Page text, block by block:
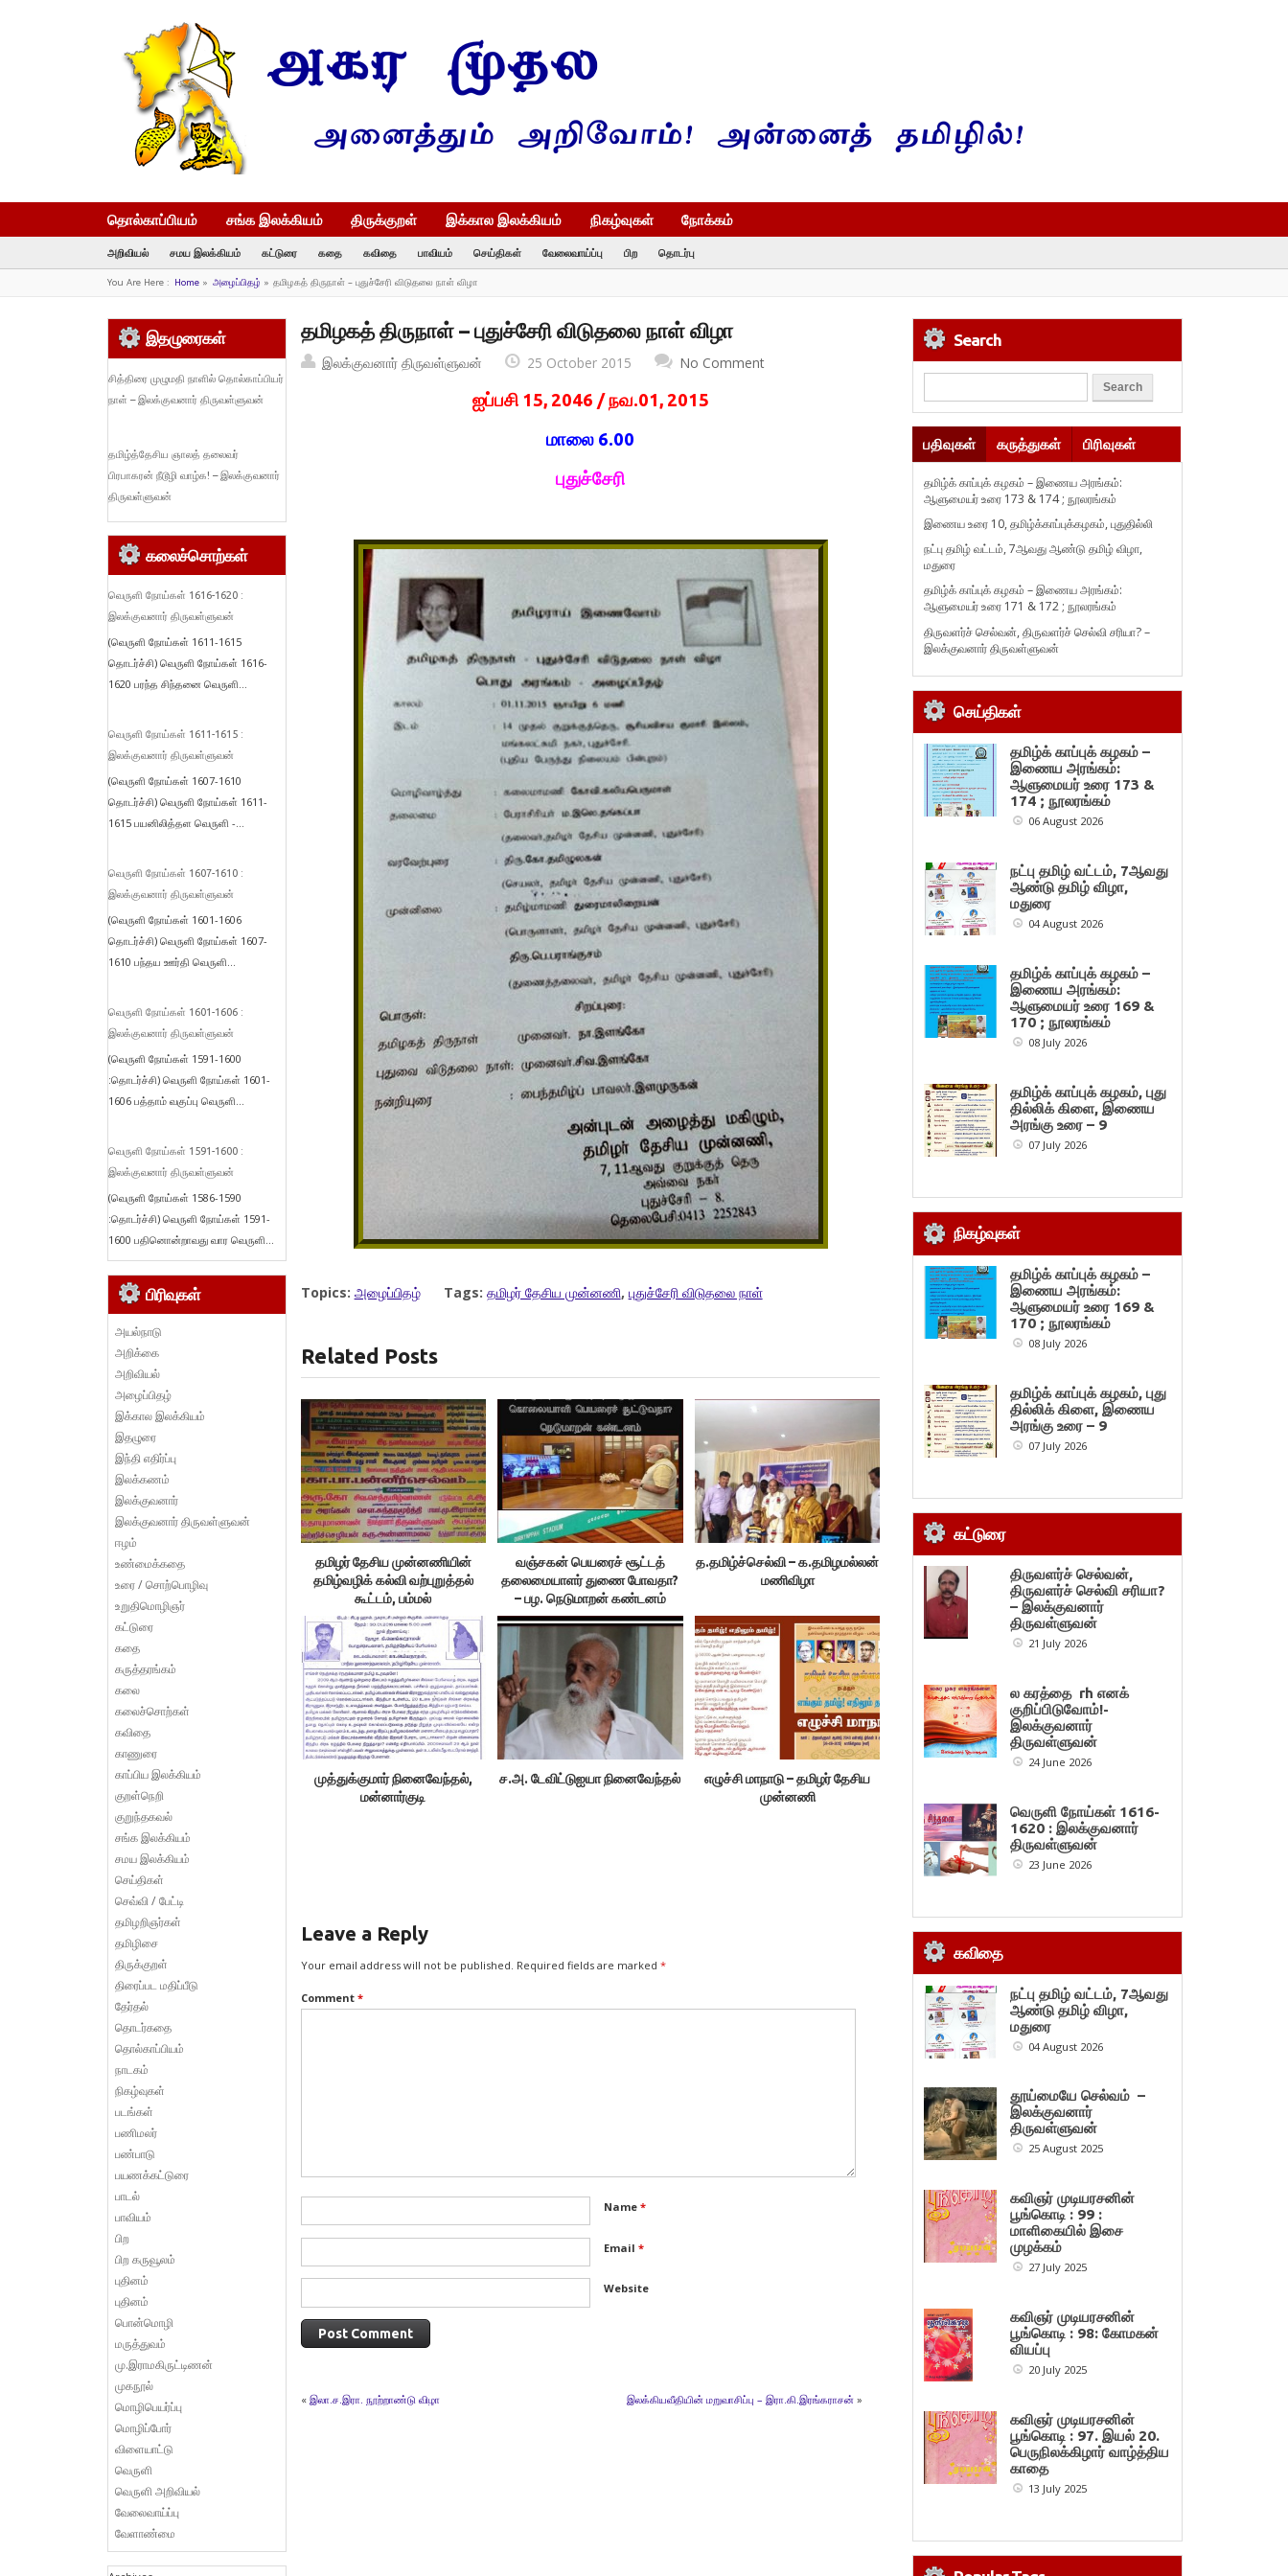
தொல்காப்பியம் சங்க இலக்கியம் திருக்குறள் இக்கால இலக்கியம் நிகழ்வுகள் நோக்கம்
அறிவியல் சமய இலக்கியம் கட்டுரை கதை கவிதை பாவியம் செய்திகள் வேலைவாய்ப்பு பிற தொடர்பு
You Are Here : Home» அழைப்பிதழ் » தமிழகத் திருநாள் – புதுச்சேரி விடுதலை நாள் விழா
தமிழகத் திருநாள் – புதுச்சேரி விடுதலை நாள் விழா
இலக்குவனார் திருவள்ளுவன் 25 October 2015 No Comment
ஐப்பசி 15, 2046 / நவ.01, 2015
மாலை 6.00
புதுச்சேரி
Topics: அழைப்பிதழ் Tags: தமிழர் தேசிய முன்னணி, புதுச்சேரி விடுதலை நாள்
Related Posts
தமிழர் தேசிய முன்னணியின்
தமிழ்வழிக் கல்வி வற்புறுத்தல்
கூட்டம், பம்மல்
வஞ்சகன் பெயரைச் சூட்டத்
தலைமையாளர் துணை போவதா?
– பழ. நெடுமாறன் கண்டனம்
த.தமிழ்ச்செல்வி – க.தமிழமல்லன்
மணிவிழா
முத்துக்குமார் நினைவேந்தல்,
மன்னார்குடி
ச.அ. டேவிட்டுஐயா நினைவேந்தல்
எழுச்சி மாநாடு – தமிழர் தேசிய
முன்னணி
Leave a Reply
Your email address will not be published. Required fields are marked *
Comment *
Name *
Email *
Website
« இலா.ச.இரா. நூற்றாண்டு விழா இலக்கியவீதியின் மறுவாசிப்பு – இரா.கி.இரங்கராசன் »
இதழுரைகள்
சித்திரை முழுமதி நாளில் தொல்காப்பியர்
நாள் – இலக்குவனார் திருவள்ளுவன்
தமிழ்த்தேசிய ஞாலத் தலைவர்
பிரபாகரன் நீடூழி வாழ்க! – இலக்குவனார்
திருவள்ளுவன்
கலைச்சொற்கள்
வெருளி நோய்கள் 1616-1620 :
இலக்குவனார் திருவள்ளுவன்
(வெருளி நோய்கள் 1611-1615
தொடர்ச்சி) வெருளி நோய்கள் 1616-
1620 பரந்த சிந்தனை வெருளி...
வெருளி நோய்கள் 1611-1615 :
இலக்குவனார் திருவள்ளுவன்
(வெருளி நோய்கள் 1607-1610
தொடர்ச்சி) வெருளி நோய்கள் 1611-
1615 பயனிலித்தள வெருளி -...
வெருளி நோய்கள் 1607-1610 :
இலக்குவனார் திருவள்ளுவன்
(வெருளி நோய்கள் 1601-1606
தொடர்ச்சி) வெருளி நோய்கள் 1607-
1610 பந்தய ஊர்தி வெருளி...
வெருளி நோய்கள் 1601-1606 :
இலக்குவனார் திருவள்ளுவன்
(வெருளி நோய்கள் 1591-1600
:தொடர்ச்சி) வெருளி நோய்கள் 1601-
1606 பத்தாம் வகுப்பு வெருளி...
வெருளி நோய்கள் 1591-1600 :
இலக்குவனார் திருவள்ளுவன்
(வெருளி நோய்கள் 1586-1590
:தொடர்ச்சி) வெருளி நோய்கள் 1591-
1600 பதினொன்றாவது வார வெருளி...
பிரிவுகள்
அயல்நாடு
அறிக்கை
அறிவியல்
அழைப்பிதழ்
இக்கால இலக்கியம்
இதழுரை
இந்தி எதிர்ப்பு
இலக்கணம்
இலக்குவனார்
இலக்குவனார் திருவள்ளுவன்
ஈழம்
உண்மைக்கதை
உரை / சொற்பொழிவு
உறுதிமொழிஞர்
கட்டுரை
கதை
கருத்தரங்கம்
கலை
கலைச்சொற்கள்
கவிதை
காணுரை
காப்பிய இலக்கியம்
குறள்நெறி
குறுந்தகவல்
சங்க இலக்கியம்
சமய இலக்கியம்
செய்திகள்
செவ்வி / பேட்டி
தமிழறிஞர்கள்
தமிழிசை
திருக்குறள்
திரைப்பட மதிப்பீடு
தேர்தல்
தொடர்கதை
தொல்காப்பியம்
நாடகம்
நிகழ்வுகள்
படங்கள்
பணிமலர்
பண்பாடு
பயணக்கட்டுரை
பாடல்
பாவியம்
பிற
பிற கருவூலம்
புதினம்
புதினம்
பொன்மொழி
மருத்துவம்
மு.இராமகிருட்டிணன்
முகநூல்
மொழிபெயர்ப்பு
மொழிப்போர்
விளையாட்டு
வெருளி
வெருளி அறிவியல்
வேலைவாய்ப்பு
வேளாண்மை
Search
பதிவுகள் கருத்துகள் பிரிவுகள்
தமிழ்க் காப்புக் கழகம் – இணைய அரங்கம்:
ஆளுமையர் உரை 173 & 174 ; நூலரங்கம்
இணைய உரை 10, தமிழ்க்காப்புக்கழகம், புதுதில்லி
நட்பு தமிழ் வட்டம், 7ஆவது ஆண்டு தமிழ் விழா,
மதுரை
தமிழ்க் காப்புக் கழகம் – இணைய அரங்கம்:
ஆளுமையர் உரை 171 & 172 ; நூலரங்கம்
திருவளர்ச் செல்வன், திருவளர்ச் செல்வி சரியா? –
இலக்குவனார் திருவள்ளுவன்
செய்திகள்
தமிழ்க் காப்புக் கழகம் –
இணைய அரங்கம்:
ஆளுமையர் உரை 173 &
174 ; நூலரங்கம்
06 August 2026
நட்பு தமிழ் வட்டம், 7ஆவது
ஆண்டு தமிழ் விழா,
மதுரை
04 August 2026
தமிழ்க் காப்புக் கழகம் –
இணைய அரங்கம்:
ஆளுமையர் உரை 169 &
170 ; நூலரங்கம்
08 July 2026
தமிழ்க் காப்புக் கழகம், புது
தில்லிக் கிளை, இணைய
அரங்கு உரை – 9
07 July 2026
நிகழ்வுகள்
தமிழ்க் காப்புக் கழகம் –
இணைய அரங்கம்:
ஆளுமையர் உரை 169 &
170 ; நூலரங்கம்
08 July 2026
தமிழ்க் காப்புக் கழகம், புது
தில்லிக் கிளை, இணைய
அரங்கு உரை – 9
07 July 2026
கட்டுரை
திருவளர்ச் செல்வன்,
திருவளர்ச் செல்வி சரியா?
– இலக்குவனார்
திருவள்ளுவன்
21 July 2026
ல கரத்தை rh எனக்
குறிப்பிடுவோம்!-
இலக்குவனார்
திருவள்ளுவன்
24 June 2026
வெருளி நோய்கள் 1616-
1620 : இலக்குவனார்
திருவள்ளுவன்
23 June 2026
கவிதை
நட்பு தமிழ் வட்டம், 7ஆவது
ஆண்டு தமிழ் விழா,
மதுரை
04 August 2026
தூய்மையே செல்வம் –
இலக்குவனார்
திருவள்ளுவன்
25 August 2025
கவிஞர் முடியரசனின்
பூங்கொடி : 99 :
மாளிகையில் இசை
முழக்கம்
27 July 2025
கவிஞர் முடியரசனின்
பூங்கொடி : 98: கோமகன்
வியப்பு
20 July 2025
கவிஞர் முடியரசனின்
பூங்கொடி : 97. இயல் 20.
பெருநிலக்கிழார் வாழ்த்திய
காதை
13 July 2025